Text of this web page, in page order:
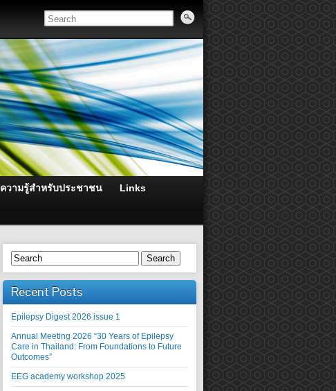
ความรู้สำหรับประชาชน Links
Search
Recent Posts
Epilepsy Digest 2026 issue 1
Annual Meeting 2026 “30 Years of Epilepsy
Care in Thailand: From Foundations to Future
Outcomes”
EEG academy workshop 2025